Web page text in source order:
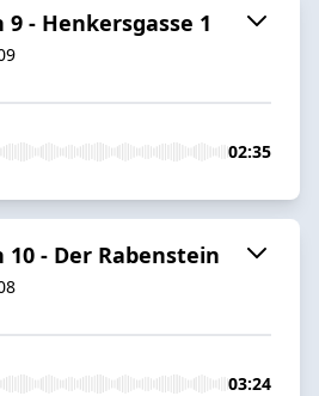
- Henkersgasse 1
02:35
10 - Der Rabenstein
03:24